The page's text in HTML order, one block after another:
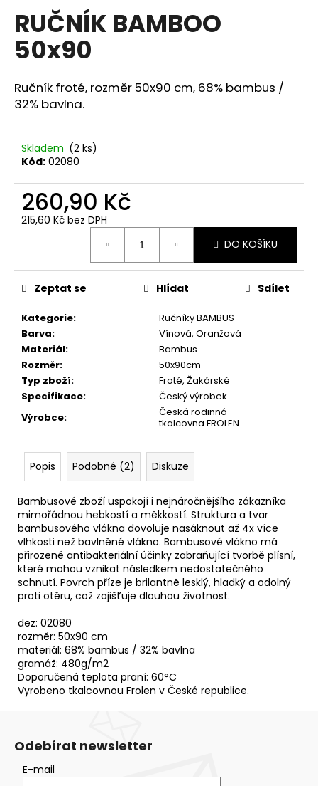
produktu
je
0,0
z
hvězdiček.
RUČNÍK BAMBOO
50x90
Ručník froté, rozměr 50x90 cm, 68% bambus /
32% bavlna.
Skladem (2 ks)
Kód: 02080
260,90 Kč
215,60 Kč bez DPH
DO KOŠÍKU
Kategorie:
Ručníky BAMBUS
Barva:
Vínová, Oranžová
Materiál:
Bambus
Rozměr:
50x90cm
Typ zboží:
Froté, Žakárské
Specifikace:
Český výrobek
Výrobce:
Česká rodinná
tkalcovna FROLEN
Zeptat se Hlídat Sdílet
Popis Podobné (2) Diskuze
Bambusové zboží uspokojí i nejnáročnějšího zákazníka
mimořádnou hebkostí a měkkostí. Struktura a tvar
bambusového vlákna dovoluje nasáknout až 4x více
vlhkosti než bavlněné vlákno. Bambusové vlákno má
přirozené antibakteriální účinky zabraňující tvorbě plísní,
které mohou vznikat následkem nedostatečného
schnutí. Povrch příze je brilantně lesklý, hladký a odolný
proti otěru, což zajišťuje dlouhou životnost.
dez: 02080
rozměr: 50x90 cm
materiál: 68% bambus / 32% bavlna
gramáž: 480g/m2
Doporučená teplota praní: 60°C
Vyrobeno tkalcovnou Frolen v České republice.
a
j
í
?
D
o
č
u
e
m
e
SLON+DELFÍN
ČERVENÁ
39
Kč
Odebírat newsletter
E-mail